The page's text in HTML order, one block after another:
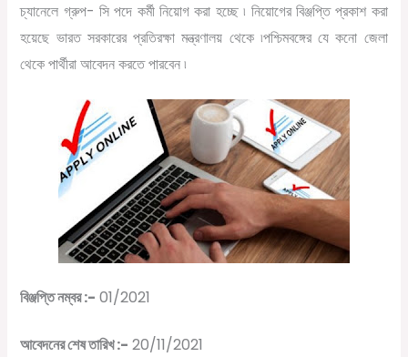
চ্যানেলে গ্রুপ- সি পদে কর্মী নিয়োগ করা হচ্ছে ৷ নিয়োগের বিঞ্জপ্তি প্রকাশ করা
হয়েছে ভারত সরকারের প্রতিরক্ষা মন্ত্রণালয় থেকে ৷পশ্চিমবঙ্গের যে কনো জেলা
থেকে পার্থীরা আবেদন করতে পারবেন ৷
বিঞ্জপ্তি নম্বর :- 01/2021
আবেদনের শেষ তারিখ :- 20/11/2021